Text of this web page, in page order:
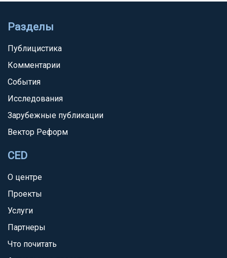
Разделы
Публицистика
Комментарии
События
Исследования
Зарубежные публикации
Вектор Реформ
CED
О центре
Проекты
Услуги
Партнеры
Что почитать